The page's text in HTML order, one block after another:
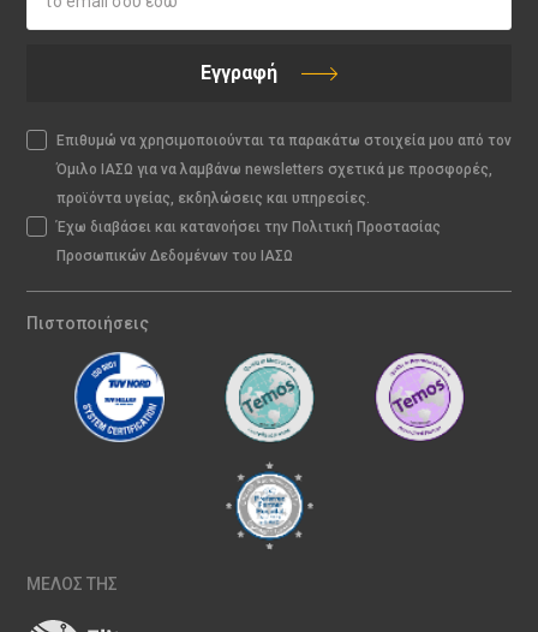
Εγγραφή
Επιθυμώ να χρησιμοποιούνται τα παρακάτω στοιχεία μου από τον
Όμιλο ΙΑΣΩ για να λαμβάνω newsletters σχετικά με προσφορές,
προϊόντα υγείας, εκδηλώσεις και υπηρεσίες.
Έχω διαβάσει και κατανοήσει την Πολιτική Προστασίας
Προσωπικών Δεδομένων του ΙΑΣΩ
Πιστοποιήσεις
ΜΕΛΟΣ ΤΗΣ